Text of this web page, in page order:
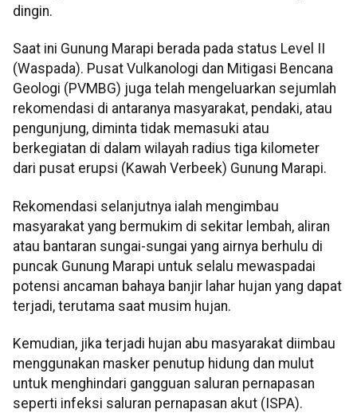
dingin.
Saat ini Gunung Marapi berada pada status Level II
(Waspada). Pusat Vulkanologi dan Mitigasi Bencana
Geologi (PVMBG) juga telah mengeluarkan sejumlah
rekomendasi di antaranya masyarakat, pendaki, atau
pengunjung, diminta tidak memasuki atau
berkegiatan di dalam wilayah radius tiga kilometer
dari pusat erupsi (Kawah Verbeek) Gunung Marapi.
Rekomendasi selanjutnya ialah mengimbau
masyarakat yang bermukim di sekitar lembah, aliran
atau bantaran sungai-sungai yang airnya berhulu di
puncak Gunung Marapi untuk selalu mewaspadai
potensi ancaman bahaya banjir lahar hujan yang dapat
terjadi, terutama saat musim hujan.
Kemudian, jika terjadi hujan abu masyarakat diimbau
menggunakan masker penutup hidung dan mulut
untuk menghindari gangguan saluran pernapasan
seperti infeksi saluran pernapasan akut (ISPA).